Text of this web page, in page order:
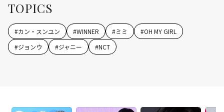
TOPICS
#カン・スンユン #WINNER #ミミ #OH MY GIRL
#ジョンウ #ジャニー #NCT